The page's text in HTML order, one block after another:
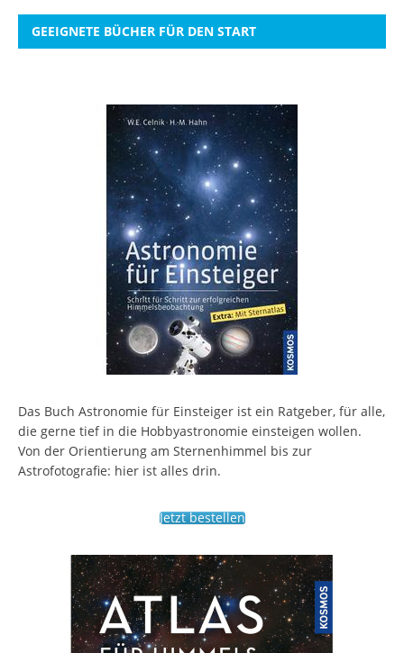
GEEIGNETE BÜCHER FÜR DEN START
Das Buch Astronomie für Einsteiger ist ein Ratgeber, für alle,
die gerne tief in die Hobbyastronomie einsteigen wollen.
Von der Orientierung am Sternenhimmel bis zur
Astrofotografie: hier ist alles drin.
Jetzt bestellen